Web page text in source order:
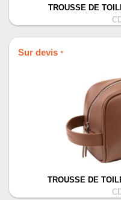
TROUSSE DE
Sur devis *
TROUSSE DE